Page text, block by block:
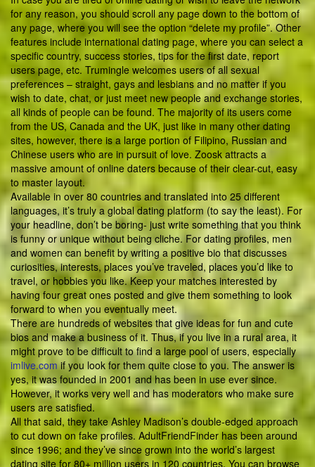
for any reason, you should scroll any page down to the bottom of
any page, where you will see the option “delete my profile”. Other
features include international dating page, where you can select a
specific country, success stories, tips for the first date, report
users page, etc. Trumingle welcomes users of all sexual
preferences – straight, gays and lesbians and no matter if you
wish to date, chat, or just meet new people and exchange stories,
all kinds of people can be found. The majority of its users come
from the US, Canada and the UK, just like in many other dating
sites, however, there is a large portion of Filipino, Russian and
Chinese users who are in pursuit of love. Zoosk attracts a
massive amount of online daters because of their clear-cut, easy
to master layout.
Available in over 80 countries and translated into 25 different
languages, it’s truly a global dating platform (to say the least). For
your headline, don’t be boring- just write something that you think
is funny or unique without being cliche. For dating profiles, men
and women can benefit by writing a positive bio that discusses
curiosities, interests, places you’ve traveled, places you’d like to
travel, or hobbies you like. Keep your matches interested by
having four great ones posted and give them something to look
forward to when you eventually meet.
There are hundreds of websites that give ideas for fun and cute
bios and make a business of it. Thus, if you live in a rural area, it
might prove to be difficult to find a large pool of users, especially
imlive.comif you look for them quite close to you. The answer is
yes, it was founded in 2001 and has been in use ever since.
However, it works very well and has moderators who make sure
users are satisfied.
All that said, they take Ashley Madison’s double-edged approach
to cut down on fake profiles. AdultFriendFinder has been around
since 1996; and they’ve since grown into the world’s largest
dating site for 80+ million users in 120 countries. You can browse